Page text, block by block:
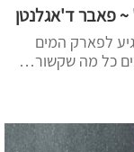
~פאבר ד'אגלנטן
לפארק המים
כל מה שקשור…